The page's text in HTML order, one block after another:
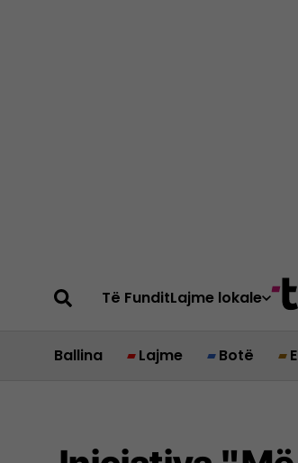
Të FunditLajme lokale
Ballina Lajme Botë